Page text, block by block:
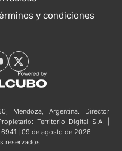
y condiciones
Mendoza, Argentina. Director
Territorio Digital S.A. |
6941 | 09 de agosto de 2026
reservados.